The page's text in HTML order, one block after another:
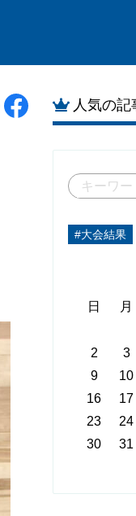
人気の記
#大会結果
日 月
2
3
9
10
16
17
23
24
30
31